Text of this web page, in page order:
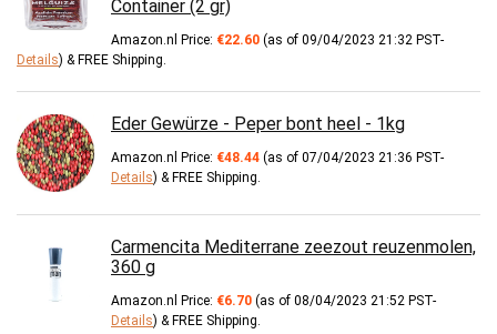
Container (2 gr)
Amazon.nl Price: €22.60 (as of 09/04/2023 21:32 PST-
Details) & FREE Shipping.
Eder Gewürze - Peper bont heel - 1kg
Amazon.nl Price: €48.44 (as of 07/04/2023 21:36 PST-
Details) & FREE Shipping.
Carmencita Mediterrane zeezout reuzenmolen,
360 g
Amazon.nl Price: €6.70 (as of 08/04/2023 21:52 PST-
Details) & FREE Shipping.